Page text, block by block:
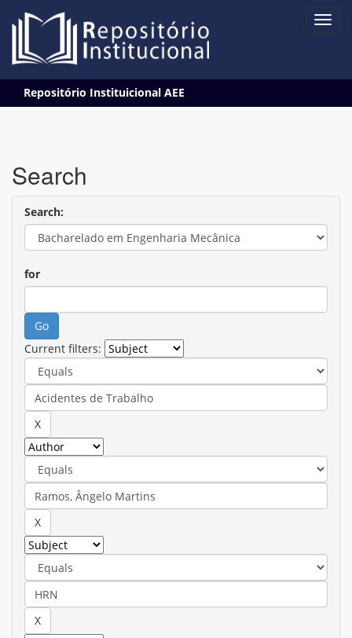
navigation
Repositório Instituicional AEE
Search
Search:
for
Current filters: